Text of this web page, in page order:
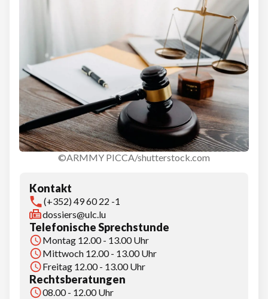
©ARMMY PICCA/shutterstock.com
Kontakt
(+352) 49 60 22 -1
dossiers@ulc.lu
Telefonische Sprechstunde
Montag 12.00 - 13.00 Uhr
Mittwoch 12.00 - 13.00 Uhr
Freitag 12.00 - 13.00 Uhr
Rechtsberatungen
08.00 - 12.00 Uhr